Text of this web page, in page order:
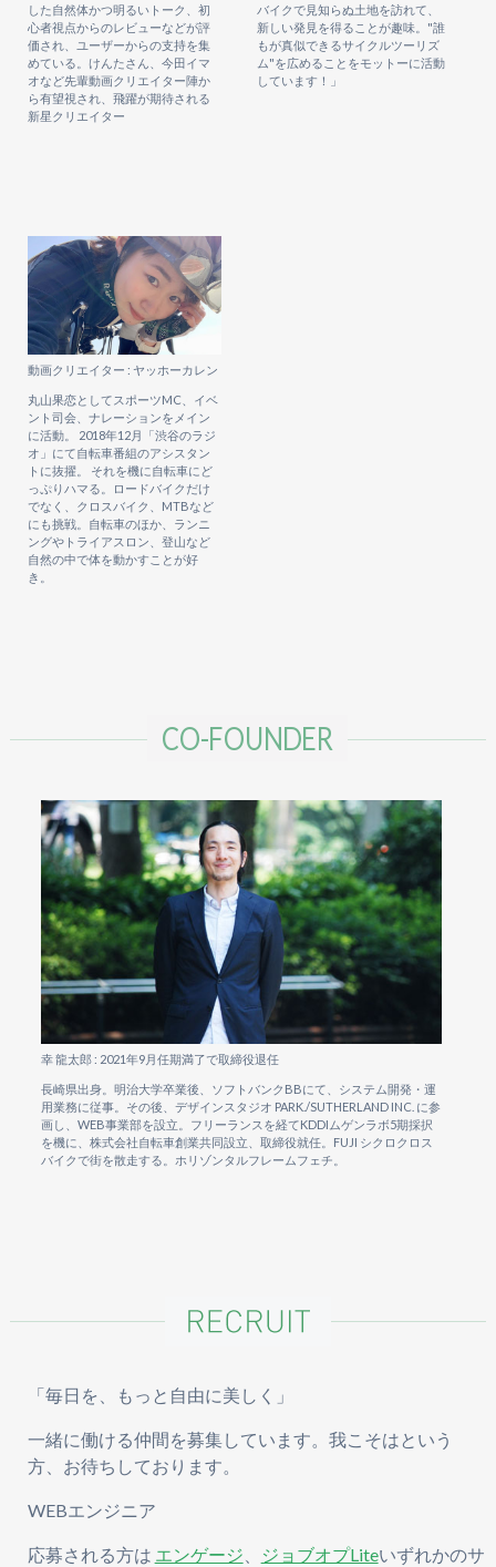
した自然体かつ明るいトーク、初
心者視点からのレビューなどが評
価され、ユーザーからの支持を集
めている。けんたさん、今田イマ
オなど先輩動画クリエイター陣か
ら有望視され、飛躍が期待される
新星クリエイター
バイクで見知らぬ土地を訪れて、
新しい発見を得ることが趣味。"誰
もが真似できるサイクルツーリズ
ム"を広めることをモットーに活動
しています！」
動画クリエイター : ヤッホーカレン
丸山果恋としてスポーツMC、イベ
ント司会、ナレーションをメイン
に活動。 2018年12月「渋谷のラジ
オ」にて自転車番組のアシスタン
トに抜擢。 それを機に自転車にど
っぷりハマる。ロードバイクだけ
でなく、クロスバイク、MTBなど
にも挑戦。自転車のほか、ランニ
ングやトライアスロン、登山など
自然の中で体を動かすことが好
き。
CO-FOUNDER
幸 龍太郎 : 2021年9月任期満了で取締役退任
長崎県出身。明治大学卒業後、ソフトバンクBBにて、システム開発・運
用業務に従事。その後、デザインスタジオ PARK./SUTHERLAND INC. に参
画し、WEB事業部を設立。フリーランスを経てKDDIムゲンラボ5期採択
を機に、株式会社自転車創業共同設立、取締役就任。FUJI シクロクロス
バイクで街を散走する。ホリゾンタルフレームフェチ。
「毎日を、もっと自由に美しく」
一緒に働ける仲間を募集しています。我こそはという
方、お待ちしております。
WEBエンジニア
応募される方は エンゲージ ジョブオプLiteいずれかのサ